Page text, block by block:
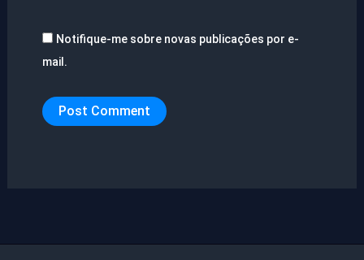
Notifique-me sobre novas publicações por e-
mail.